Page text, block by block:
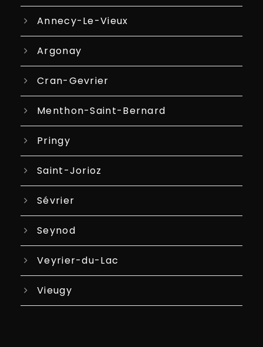
Annecy-Le-Vieux
Argonay
Cran-Gevrier
Menthon-Saint-Bernard
Pringy
Saint-Jorioz
Sévrier
Seynod
Veyrier-du-Lac
Vieugy